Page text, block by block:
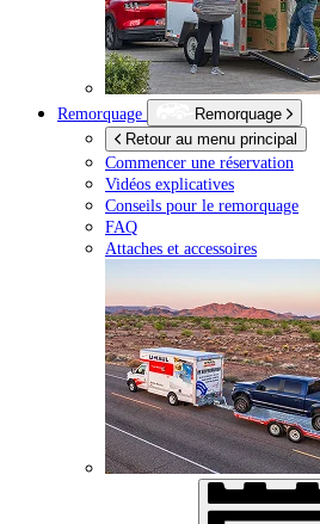
Remorquage
Remorquage
Retour au menu principal
Commencer une réservation
Vidéos explicatives
Conseils pour le remorquage
FAQ
Attaches et accessoires